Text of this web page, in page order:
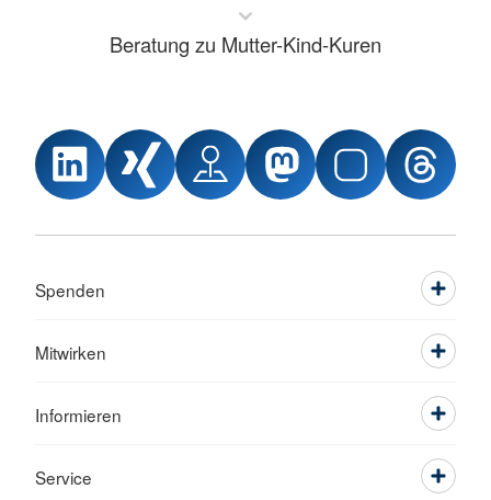
Beratung zu Mutter-Kind-Kuren
Spenden
Mitwirken
Informieren
Service